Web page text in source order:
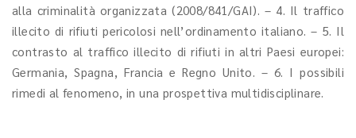
alla criminalità organizzata (2008/841/GAI). – 4. Il traffico
illecito di rifiuti pericolosi nell’ordinamento italiano. – 5. Il
contrasto al traffico illecito di rifiuti in altri Paesi europei:
Germania, Spagna, Francia e Regno Unito. – 6. I possibili
rimedi al fenomeno, in una prospettiva multidisciplinare.